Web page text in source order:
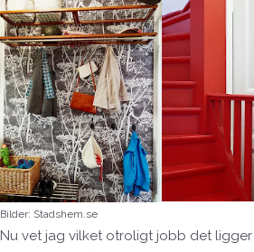
Bilder: Stadshem.se
Nu vet jag vilket otroligt jobb det